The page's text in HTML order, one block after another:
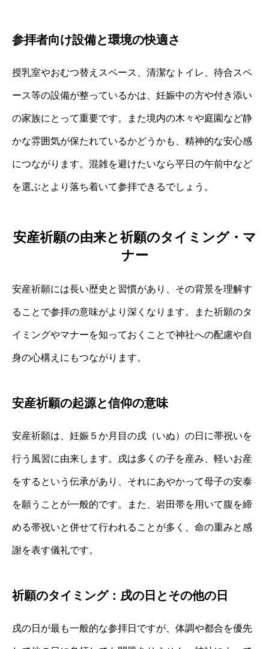
参拝者向け設備と環境の快適さ
授乳室やおむつ替えスペース、清潔なトイレ、待合スペ
ース等の設備が整っているかは、妊娠中の方や付き添い
の家族にとって重要です。また境内の木々や庭園など静
かな雰囲気が保たれているかどうかも、精神的な安心感
につながります。混雑を避けたいなら平日の午前中など
を選ぶとより落ち着いて参拝できるでしょう。
安産祈願の由来と祈願のタイミング・マ
ナー
安産祈願には長い歴史と習慣があり、その背景を理解す
ることで参拝の意味がより深くなります。また祈願のタ
イミングやマナーを知っておくことで神社への配慮や自
身の心構えにもつながります。
安産祈願の起源と信仰の意味
安産祈願は、妊娠５か月目の戌（いぬ）の日に帯祝いを
行う風習に由来します。戌は多くの子を産み、軽いお産
をするという伝承があり、それにあやかって母子の安泰
を願うことが一般的です。また、岩田帯を用いて腹を締
める帯祝いと併せて行われることが多く、命の重みと感
謝を表す儀礼です。
祈願のタイミング：戌の日とその他の日
戌の日が最も一般的な参拝日ですが、体調や都合を優先